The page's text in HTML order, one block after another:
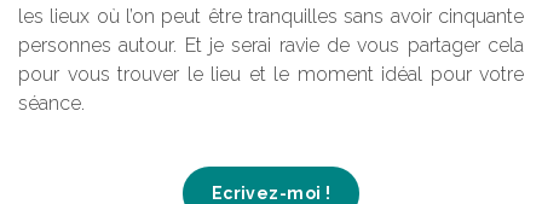
les lieux où l’on peut être tranquilles sans avoir cinquante
personnes autour. Et je serai ravie de vous partager cela
pour vous trouver le lieu et le moment idéal pour votre
séance.
Ecrivez-moi !